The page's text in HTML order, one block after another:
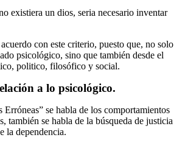
existiera un dios, seria necesario inventar
con este criterio, puesto que, no solo
psicológico, sino que también desde el
politico, filosófico y social.
a lo psicológico.
Erróneas” se habla de los comportamientos
también se habla de la búsqueda de justicia
la dependencia.